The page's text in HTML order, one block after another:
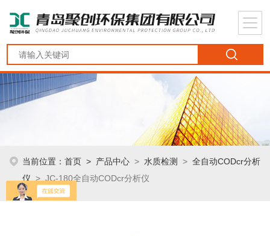
当前位置：首页 > 产品中心 >水质检测 >全自动CODcr分析
仪 > JC-180全自动CODcr分析仪